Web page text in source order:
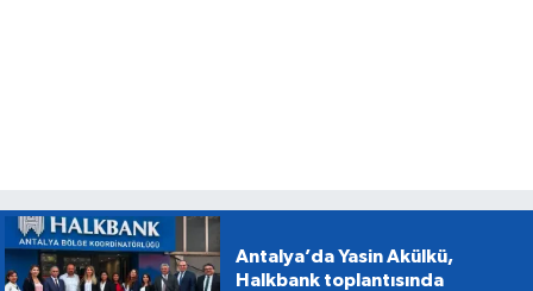
Antalya’da Yasin Akülkü,
Halkbank toplantısında